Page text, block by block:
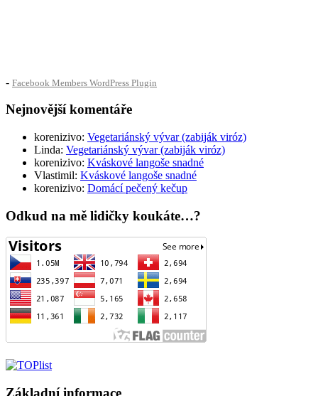
- Facebook Members WordPress Plugin
Nejnovější komentáře
korenizivo: Vegetariánský vývar (zabiják viróz)
Linda: Vegetariánský vývar (zabiják viróz)
korenizivo: Kváskové langoše snadné
Vlastimil: Kváskové langoše snadné
korenizivo: Domácí pečený kečup
Odkud na mě lidičky koukáte…?
Základní informace